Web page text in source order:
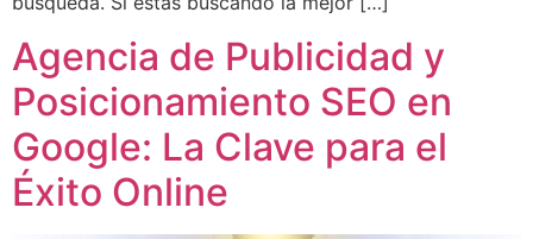
Agencia de Publicidad y
Posicionamiento SEO en
Google: La Clave para el
Éxito Online